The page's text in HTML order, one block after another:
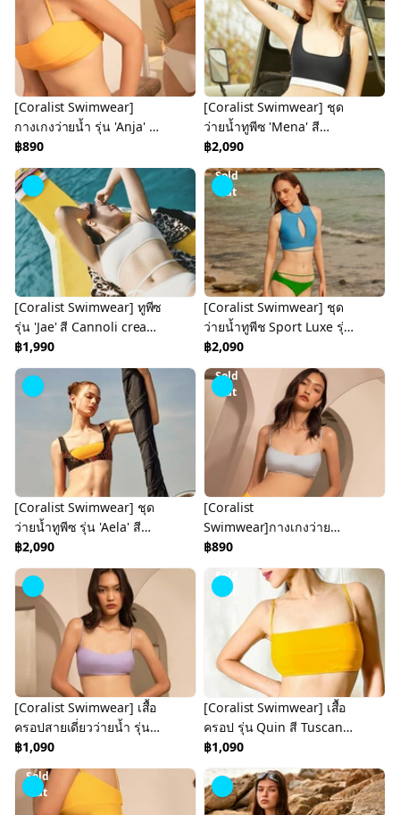
[Coralist Swimwear]
กางเกงว่ายน้ำ รุ่น 'Anja' สี
Sunrise (CREX235)
฿890
[Coralist Swimwear] ชุด
ว่ายน้ำทูพีซ 'Mena' สี
Midnight (CREX195)
฿2,090
[Coralist Swimwear] ทูพีซ
รุ่น 'Jae' สี Cannoli cream
(CREX218)
฿1,990
Sold
Out
[Coralist Swimwear] ชุด
ว่ายน้ำทูพีช Sport Luxe รุ่น
Mael สี Airy Blue/Forest
Green (CREX244)
฿2,090
[Coralist Swimwear] ชุด
ว่ายน้ำทูพีซ รุ่น 'Aela' สี
Spectra yellow/Mars
(CREX240)
฿2,090
Sold
Out
[Coralist
Swimwear]กางเกงว่ายน้ำ
รุ่น Anja สี Spectra
Yellow(CREX282)
฿890
[Coralist Swimwear] เสื้อ
ครอปสายเดี่ยวว่ายน้ำ รุ่น
Quin สี Lavender
(CREX279)
฿1,090
Sold
Out
[Coralist Swimwear] เสื้อ
ครอป รุ่น Quin สี Tuscany
Yellow (CRBW114)
฿1,090
Sold
Out